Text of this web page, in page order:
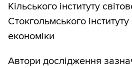
Кільського інституту
Стокгольмського інституту
економіки
Автори дослідження